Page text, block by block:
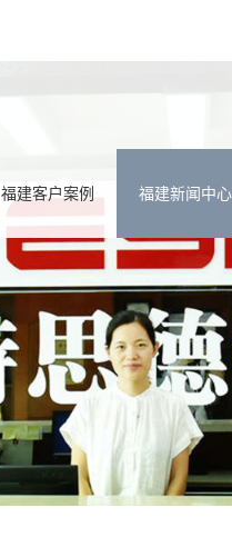
福建客户案例 福建新闻中心